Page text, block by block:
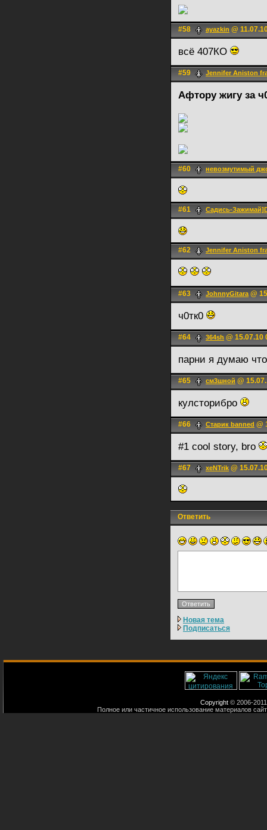
#58 ayazkin @
всё 407КО
#59 Jennifer Aniston
Афтору жигу за
#60 невозмутимый
#61 Садись-
#62 Jennifer Aniston
#63 JohnnyGitara@
ч0тк0
#64 364sh @ 15.07.10
парни я думаю
#65 см3шной @
кулсторибро
#66 Старик banned @
#1 cool story, bro
#67 xeNTrik @
Ответить
Новая тема
Подписаться
Copyright © 2006-
Полное или частичное использование материалов